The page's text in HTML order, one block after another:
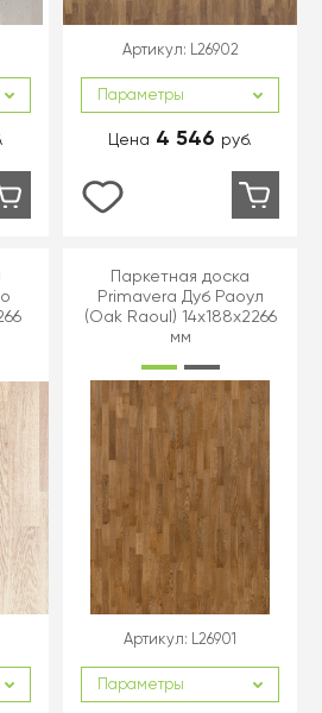
Артикул: L26902
Параметры
Цена 4 546 руб.
Паркетная доска
Primavera Дуб Раоул
(Oak Raoul) 14x188x2266
мм
Артикул: L26901
Параметры